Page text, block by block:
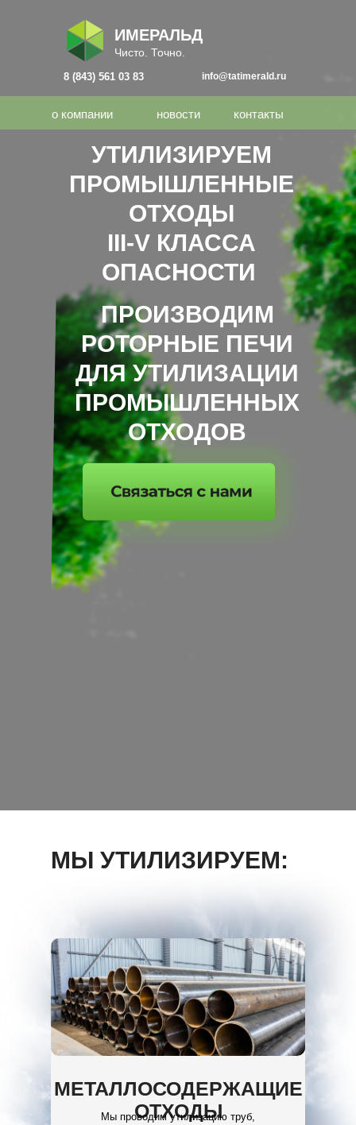
УТИЛИЗИРУЕМ
ПРОМЫШЛЕННЫЕ
ОТХОДЫ
III-V КЛАССА
ОПАСНОСТИ
ИМЕРАЛЬД
Чисто. Точно.
8 (843) 561 03 83
о компании новости контакты
info@tatimerald.ru
ПРОИЗВОДИМ
РОТОРНЫЕ ПЕЧИ
ДЛЯ УТИЛИЗАЦИИ
ПРОМЫШЛЕННЫХ
ОТХОДОВ
МЫ УТИЛИЗИРУЕМ:
МЕТАЛЛОСОДЕРЖАЩИЕ
ОТХОДЫ
Мы проводим утилизацию труб,